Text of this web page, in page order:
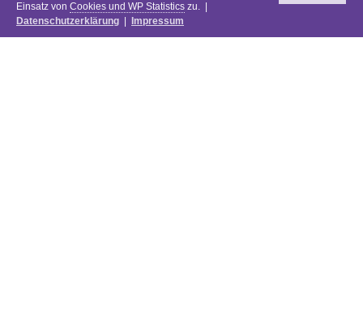
Einsatz von Cookies und WP Statistics zu. |
Datenschutzerklärung
Impressum